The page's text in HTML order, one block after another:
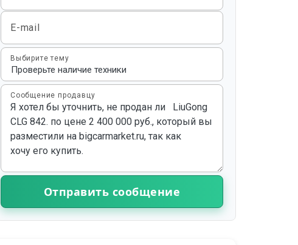
E-mail
Выбирите тему
Сообщение продавцу
Отправить сообщение